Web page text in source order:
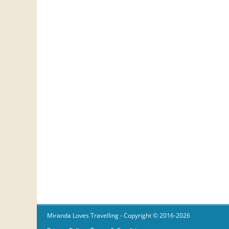
Miranda Loves Travelling- Copyright © 2016-2026